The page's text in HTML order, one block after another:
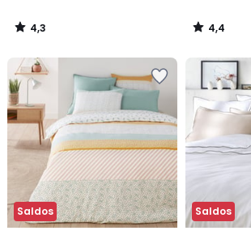
4,3
/
4,4
/
Saldos Saldos